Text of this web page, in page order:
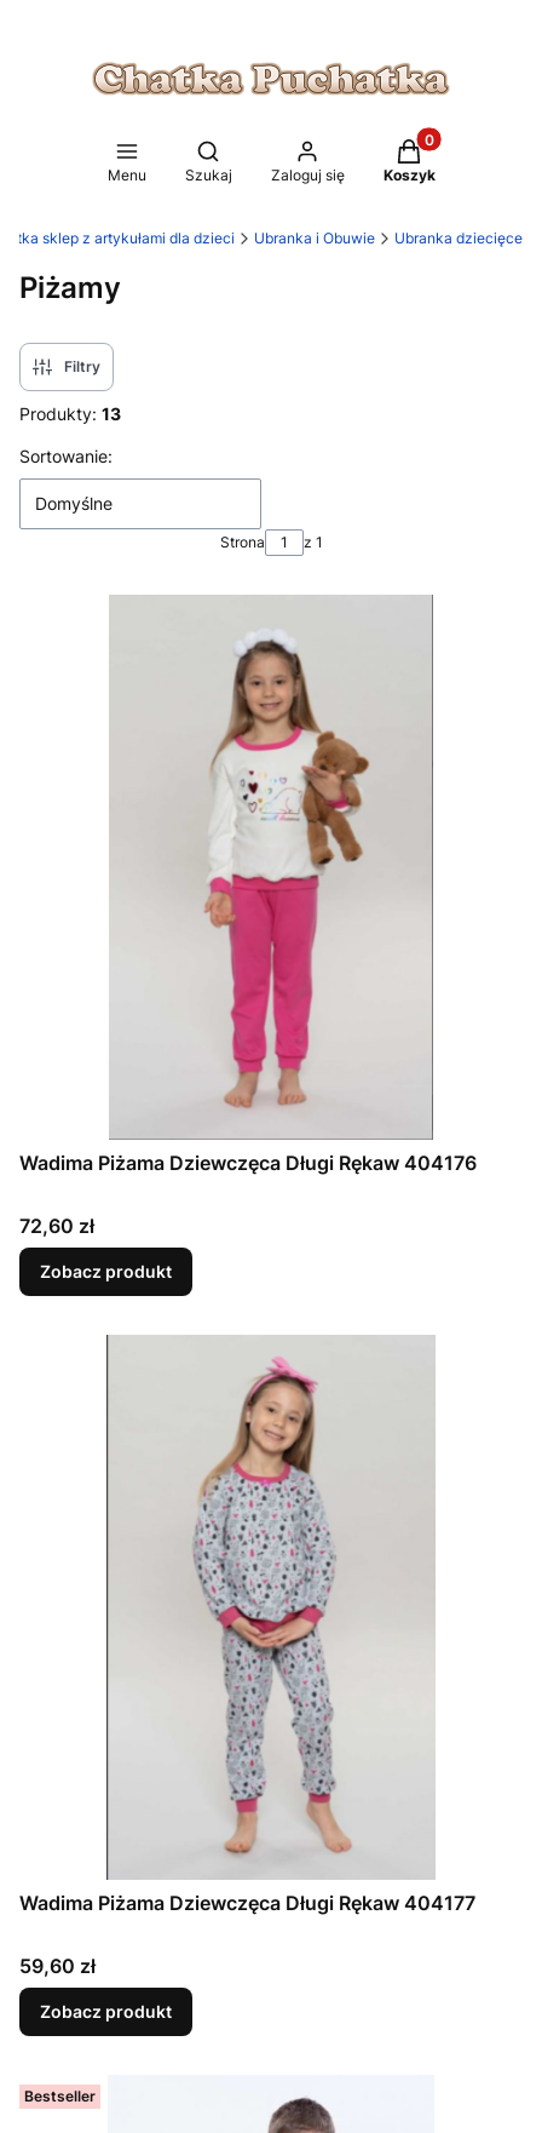
Menu
Otwórz wyszukiwarkę
Szukaj Zaloguj się
Produkty w
Koszyk
sklep z artykułami dla dzieci Ubranka i Obuwie Ubranka dziecięce
Piżamy
Filtry
Produkty: 13
Lista produktów
Sortowanie:
Domyślne
Strona z 1
Wadima Piżama Dziewczęca Długi Rękaw 404176
Cena
72,60 zł
Zobacz produkt
Wadima Piżama Dziewczęca Długi Rękaw 404177
Cena
59,60 zł
Zobacz produkt
Bestseller